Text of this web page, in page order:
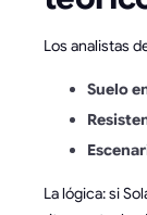
Los analistas
Suelo
La lógica: si